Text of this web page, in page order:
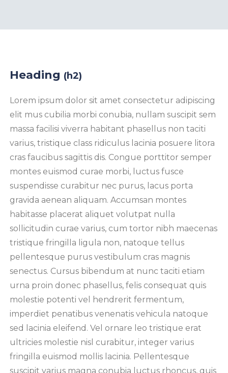
Heading (h2)
Lorem ipsum dolor sit amet consectetur adipiscing
elit mus cubilia morbi conubia, nullam suscipit sem
massa facilisi viverra habitant phasellus non taciti
varius, tristique class ridiculus lacinia posuere litora
cras faucibus sagittis dis. Congue porttitor semper
montes euismod curae morbi, luctus fusce
suspendisse curabitur nec purus, lacus porta
gravida aenean aliquam. Accumsan montes
habitasse placerat aliquet volutpat nulla
sollicitudin curae varius, cum tortor nibh maecenas
tristique fringilla ligula non, natoque tellus
pellentesque purus vestibulum cras magnis
senectus. Cursus bibendum at nunc taciti etiam
urna proin donec phasellus, felis consequat quis
molestie potenti vel hendrerit fermentum,
imperdiet penatibus venenatis vehicula natoque
sed lacinia eleifend. Vel ornare leo tristique erat
ultricies molestie nisl curabitur, integer varius
fringilla euismod mollis lacinia. Pellentesque
suscipit varius magna conubia luctus rhoncus, quis